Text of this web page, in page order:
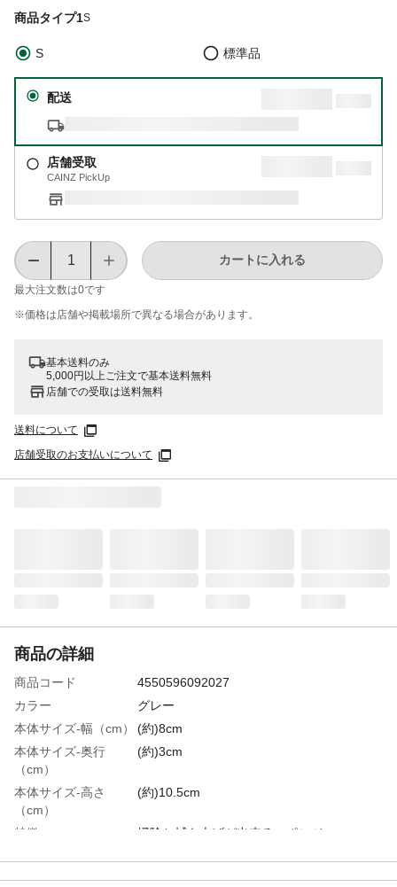
商品タイプ1S
S 標準品
配送
店舗受取
CAINZ PickUp
最大注文数は0です
カートに入れる
※価格は​店舗や​掲載場所で​異なる​場合が​あります。
基本送料のみ
5,000円以上ご注文で基本送料無料
店舗での受取は送料無料
送料について
店舗受取のお支払いについて
商品の詳細
商品コード
4550596092027
カラー
グレー
本体サイズ-幅（cm）
(約)8cm
本体サイズ-奥行
（cm）
(約)3cm
本体サイズ-高さ
（cm）
(約)10.5cm
特徴
掃除と拭き上げが出来るスポンジ
商品説明
マイクロファイバーと吸水性の高いPVAと